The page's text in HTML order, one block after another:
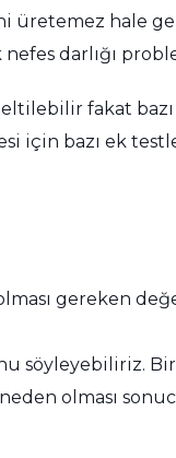
üretemez hale
darlığı
fakat
için bazı ek
gereken
söyleyebiliriz.
olması